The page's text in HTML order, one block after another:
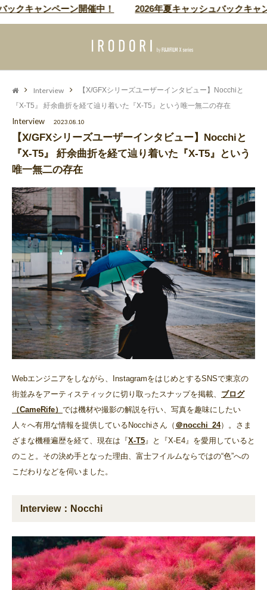
ンペーン開催中！ 2026年夏キャッシュバックキャンペーン
Interview
【X/GFXシリーズユーザーインタビュー】Nocchiと
『X-T5』 紆余曲折を経て辿り着いた『X-T5』という唯一無二の存在
Interview 2023.08.10
【X/GFXシリーズユーザーインタビュー】Nocchiと
『X-T5』 紆余曲折を経て辿り着いた『X-T5』という
唯一無二の存在
Webエンジニアをしながら、InstagramをはじめとするSNSで東京の
街並みをアーティスティックに切り取ったスナップを掲載、 ブログ
（CameRife） では機材や撮影の解説を行い、写真を趣味にしたい
人々へ有用な情報を提供しているNocchiさん（ ＠nocchi_24）。さま
ざまな機種遍歴を経て、現在は『X-T5 』と『X-E4』を愛用していると
のこと。その決め手となった理由、富士フイルムならではの“色”への
こだわりなどを伺いました。
Interview：Nocchi